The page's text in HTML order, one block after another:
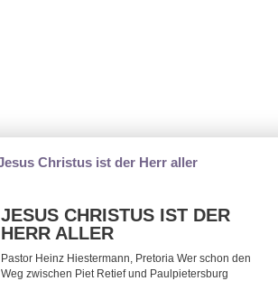
JESUS CHRISTUS IST DER
HERR ALLER
Pastor Heinz Hiestermann, Pretoria Wer schon den
Weg zwischen Piet Retief und Paulpietersburg